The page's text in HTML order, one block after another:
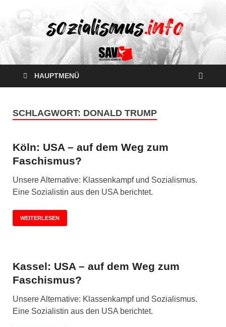
HAUPTMENÜ
SCHLAGWORT: DONALD TRUMP
Köln: USA – auf dem Weg zum
Faschismus?
Unsere Alternative: Klassenkampf und Sozialismus.
Eine Sozialistin aus den USA berichtet.
WEITERLESEN
Kassel: USA – auf dem Weg zum
Faschismus?
Unsere Alternative: Klassenkampf und Sozialismus.
Eine Sozialistin aus den USA berichtet.